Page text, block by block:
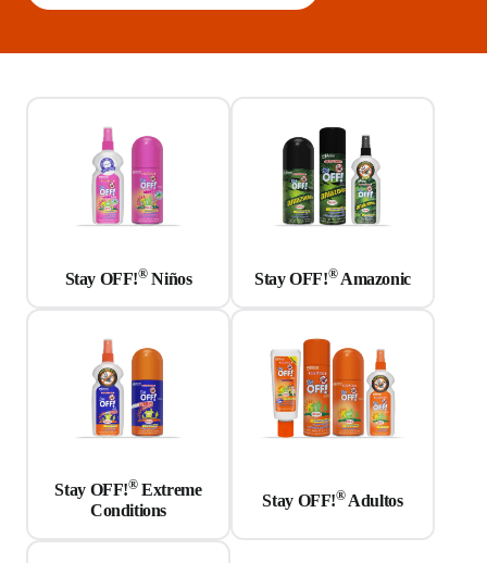
Stay OFF!®Niños Stay OFF!®Amazonic
Stay OFF!®Extreme
Conditions
Stay OFF!®Adultos